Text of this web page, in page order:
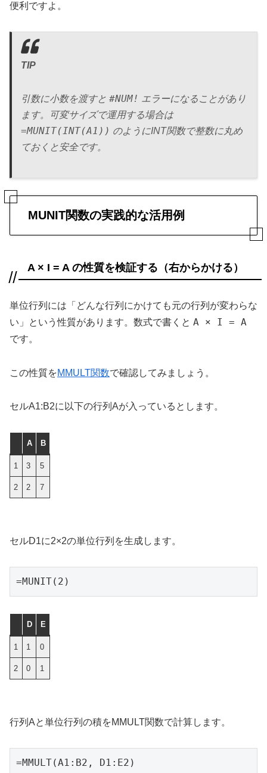
便利ですよ。
TIP
引数に小数を渡すと #NUM! エラーになることがあり
ます。可変サイズで運用する場合は
=MUNIT(INT(A1)) のようにINT関数で整数に丸め
ておくと安全です。
MUNIT関数の実践的な活用例
A × I = A の性質を検証する（右からかける）
単位行列には「どんな行列にかけても元の行列が変わらな
い」という性質があります。数式で書くと A × I = A
です。
この性質をMMULT関数で確認してみましょう。
セルA1:B2に以下の行列Aが入っているとします。
A B
1 3 5
2 2 7
セルD1に2×2の単位行列を生成します。
=MUNIT(2)
D E
1 1 0
2 0 1
行列Aと単位行列の積をMMULT関数で計算します。
=MMULT(A1:B2, D1:E2)